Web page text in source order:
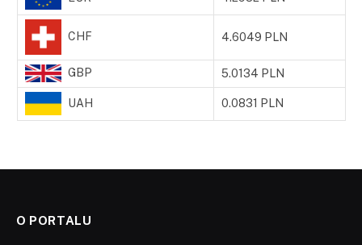
CHF 4.6049 PLN
GBP 5.0134 PLN
UAH 0.0831 PLN
O PORTALU